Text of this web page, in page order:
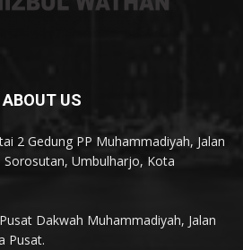
ABOUT US
2 Gedung PP Muhammadiyah, Jalan
Umbulharjo, Kota
Dakwah Muhammadiyah, Jalan
Pusat.